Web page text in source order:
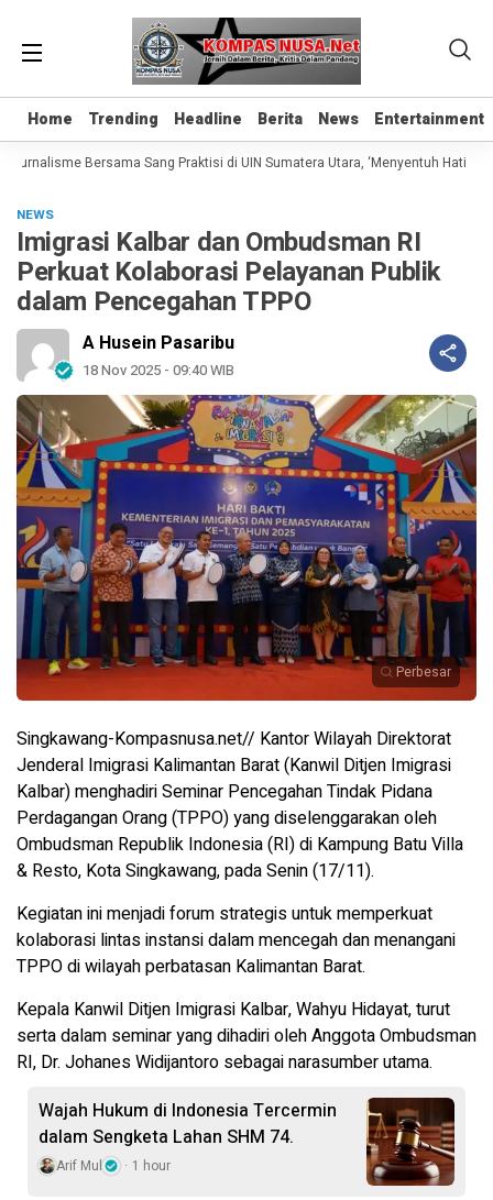
Home Trending Headline Berita News Entertainment
Home Trending Headline Berita News Entertainment
Bersama Sang Praktisi di UIN Sumatera Utara, ‘Menyentuh Hati Lewat
NEWS
Imigrasi Kalbar dan Ombudsman RI
Perkuat Kolaborasi Pelayanan Publik
dalam Pencegahan TPPO
A Husein Pasaribu
18 Nov 2025 - 09:40 WIB
Perbesar
Singkawang-Kompasnusa.net// Kantor Wilayah Direktorat
Jenderal Imigrasi Kalimantan Barat (Kanwil Ditjen Imigrasi
Kalbar) menghadiri Seminar Pencegahan Tindak Pidana
Perdagangan Orang (TPPO) yang diselenggarakan oleh
Ombudsman Republik Indonesia (RI) di Kampung Batu Villa
& Resto, Kota Singkawang, pada Senin (17/11).
Kegiatan ini menjadi forum strategis untuk memperkuat
kolaborasi lintas instansi dalam mencegah dan menangani
TPPO di wilayah perbatasan Kalimantan Barat.
Kepala Kanwil Ditjen Imigrasi Kalbar, Wahyu Hidayat, turut
serta dalam seminar yang dihadiri oleh Anggota Ombudsman
RI, Dr. Johanes Widijantoro sebagai narasumber utama.
Wajah Hukum di Indonesia Tercermin
dalam Sengketa Lahan SHM 74.
Arif Mul 1 hour